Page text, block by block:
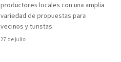
productores locales con una amplia
variedad de propuestas para
vecinos y turistas.
27 de julio